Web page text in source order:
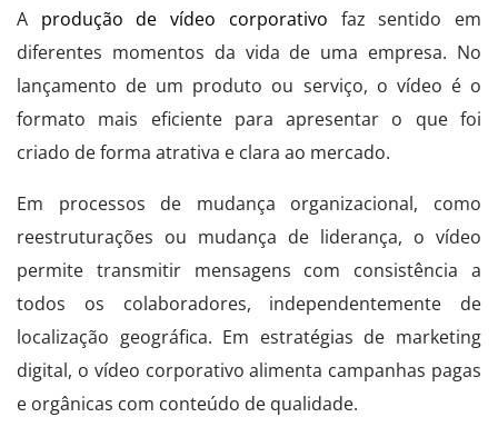
A produção de vídeo corporativo faz sentido em
diferentes momentos da vida de uma empresa. No
lançamento de um produto ou serviço, o vídeo é o
formato mais eficiente para apresentar o que foi
criado de forma atrativa e clara ao mercado.
Em processos de mudança organizacional, como
reestruturações ou mudança de liderança, o vídeo
permite transmitir mensagens com consistência a
todos os colaboradores, independentemente de
localização geográfica. Em estratégias de marketing
digital, o vídeo corporativo alimenta campanhas pagas
e orgânicas com conteúdo de qualidade.